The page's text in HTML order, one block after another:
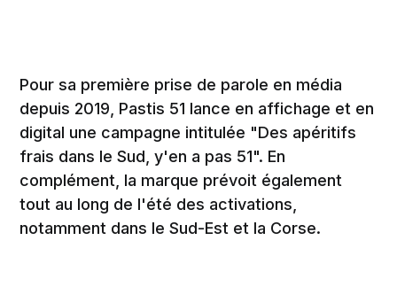
Pour sa première prise de parole en média
depuis 2019, Pastis 51 lance en affichage et en
digital une campagne intitulée "Des apéritifs
frais dans le Sud, y'en a pas 51". En
complément, la marque prévoit également
tout au long de l'été des activations,
notamment dans le Sud-Est et la Corse.